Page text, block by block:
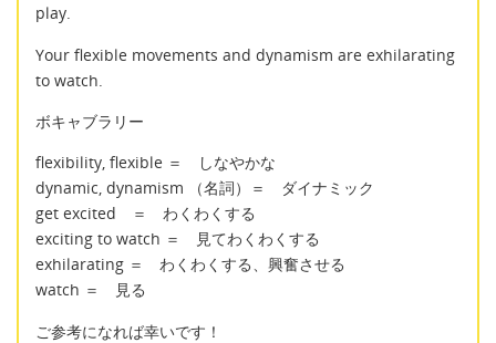
play.
Your flexible movements and dynamism are exhilarating
to watch.
ボキャブラリー
flexibility, flexible ＝ しなやかな
dynamic, dynamism （名詞）＝ ダイナミック
get excited ＝ わくわくする
exciting to watch ＝ 見てわくわくする
exhilarating ＝ わくわくする、興奮させる
watch ＝ 見る
ご参考になれば幸いです！